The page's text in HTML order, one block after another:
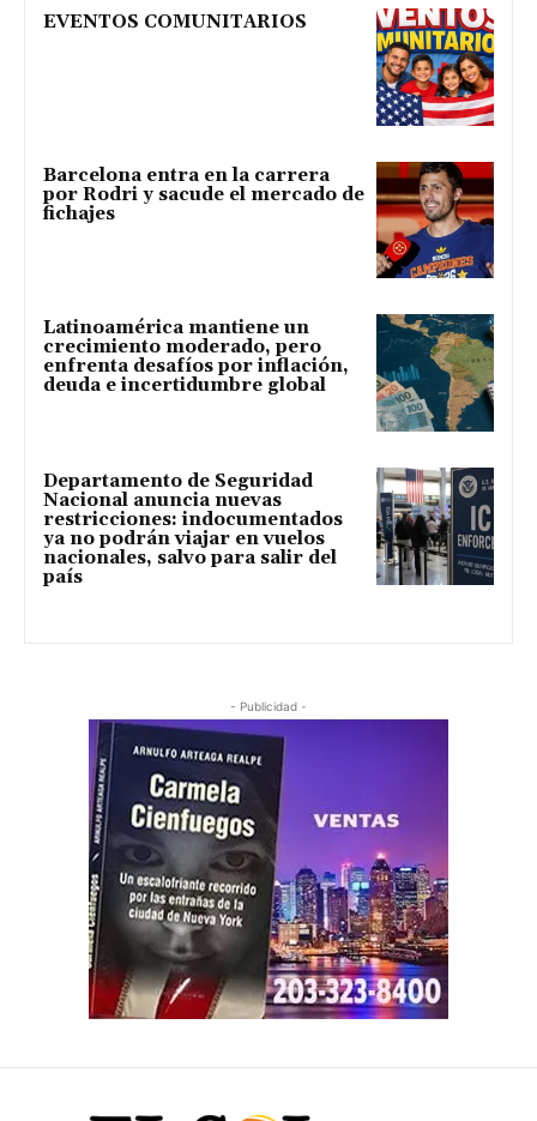
EVENTOS COMUNITARIOS
Barcelona entra en la carrera
por Rodri y sacude el mercado de
fichajes
Latinoamérica mantiene un
crecimiento moderado, pero
enfrenta desafíos por inflación,
deuda e incertidumbre global
Departamento de Seguridad
Nacional anuncia nuevas
restricciones: indocumentados
ya no podrán viajar en vuelos
nacionales, salvo para salir del
país
- Publicidad -